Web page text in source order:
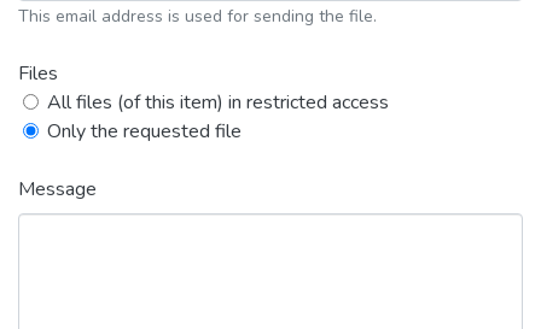
This email address is used for sending the file.
Files
All files (of this item) in restricted access
Only the requested file
Message